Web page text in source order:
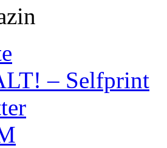
– Selfprint